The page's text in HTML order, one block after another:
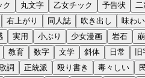
ク 丸文字 乙女チック 予告状 二
右上がり 同人誌 吹き出し 味わ
実用 小ぶり 少女漫画 岩石
教育 数字 文学 斜体 日常
詞 正統派 殴り書き 毒々しい